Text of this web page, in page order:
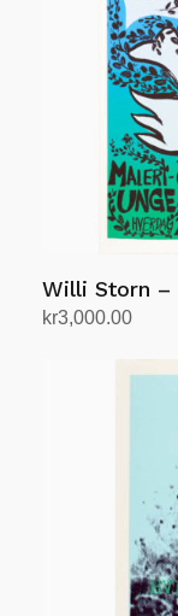
Willi Storn –
kr3,000.00